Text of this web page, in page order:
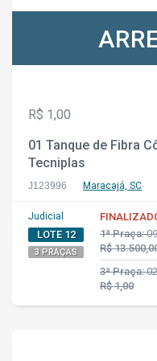
R$ 1,00
01 Tanque de Fibra
Tecniplas
J123996 Maracajá, SC
Judicial
LOTE 12
3 PRAÇAS
1ª Praça:
R$
3ª Praça:
R$ 1,00